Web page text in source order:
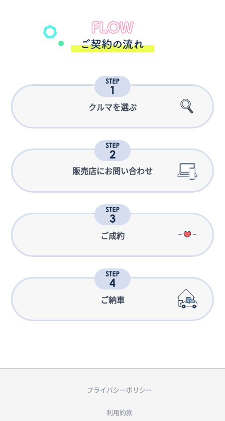
クルマを選ぶ
販売店にお問い合わせ
ご成約
ご納車
プライバシーポリシー
利用約款